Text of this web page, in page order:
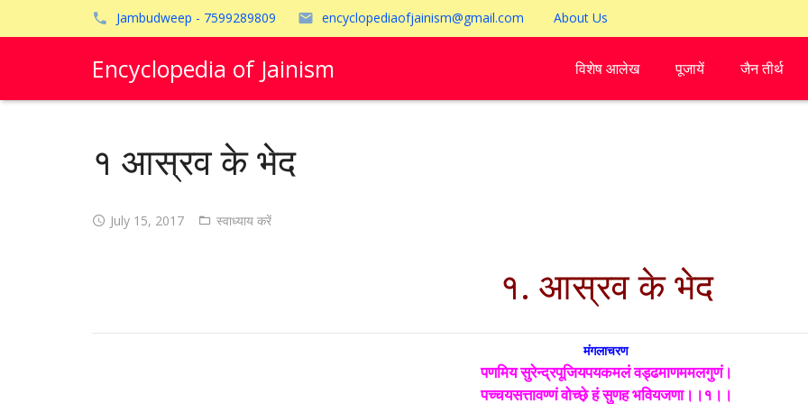
Jambudweep - 7599289809 encyclopediaofjainism@gmail.com About Us
Encyclopedia of Jainism विशेष आलेख पूजायें जैन तीर्थ
१ आस्रव के भेद
July 15, 2017 स्वाध्याय करें
१. आस्रव के भेद
मंगलाचरण
पणमिय सुरेन्द्रपूजियपयकमलं वड्ढमाणममलगुणं।
पच्चयसत्तावण्णं वोच्छ़े हं सुणह भवियजणा।।१।।